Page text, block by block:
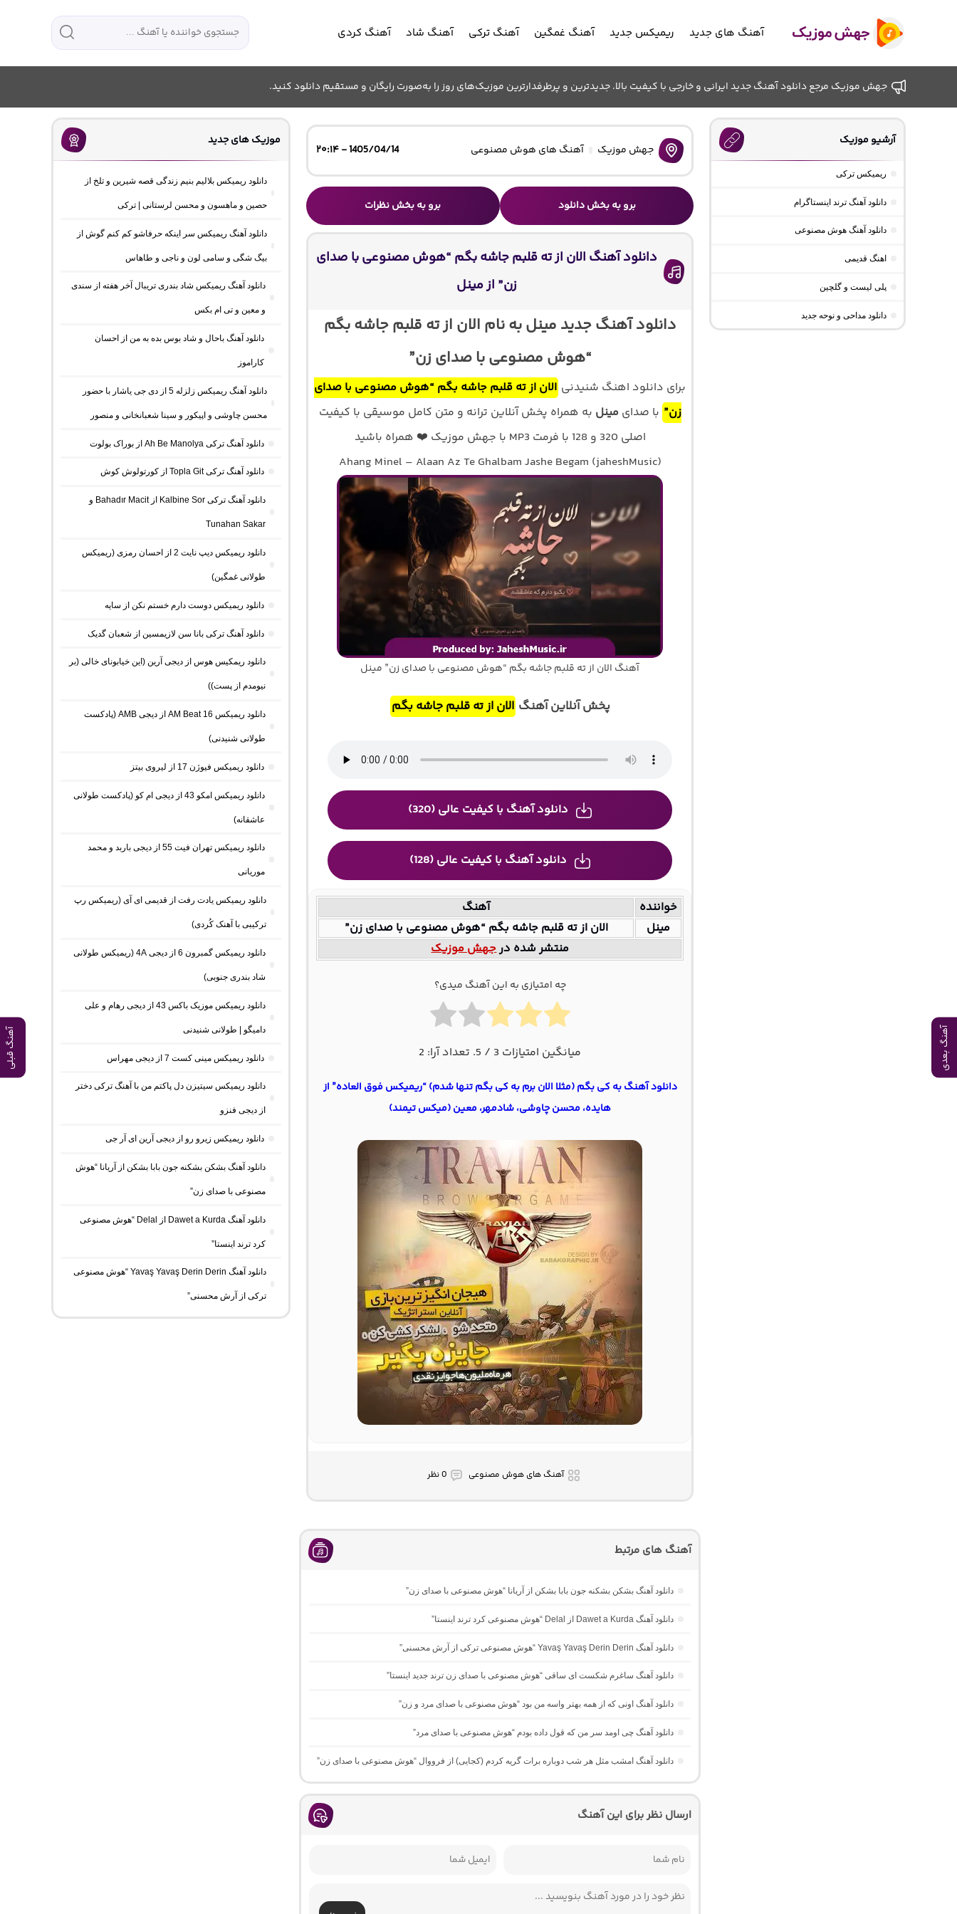
آهنگ بعدی آهنگ قبلی
آهنگ های جدید ریمیکس جدید آهنگ غمگین آهنگ ترکی آهنگ شاد آهنگ کردی
جهش موزیک مرجع دانلود آهنگ جدید ایرانی و خارجی با کیفیت بالا. جدیدترین و پرطرفدارترین موزیک‌های روز را به‌صورت رایگان و مستقیم دانلود کنید.
جهش موزیک آهنگ های هوش مصنوعی 1405/04/14 - ۲۰:۱۴
برو به بخش دانلود برو به بخش نظرات
دانلود آهنگ الان از ته قلبم جاشه بگم “هوش مصنوعی با صدای
زن” از مینل
دانلود آهنگ جدید مینل به نام الان از ته قلبم جاشه بگم
“هوش مصنوعی با صدای زن”
برای دانلود اهنگ شنیدنی الان از ته قلبم جاشه بگم “هوش مصنوعی با صدای
زن” با صدایمینل به همراه پخش آنلاین ترانه و متن کامل موسیقی با کیفیت
اصلی 320 و 128 با فرمت MP3 با جهش موزیک ❤️ همراه باشید
Ahang Minel – Alaan Az Te Ghalbam Jashe Begam (jaheshMusic)
آهنگ الان از ته قلبم جاشه بگم “هوش مصنوعی با صدای زن” مینل
پخش آنلاین آهنگ الان از ته قلبم جاشه بگم
دانلود آهنگ با کیفیت عالی (320)
دانلود آهنگ با کیفیت عالی (128)
خواننده
آهنگ
مینل
الان از ته قلبم جاشه بگم “هوش مصنوعی با صدای زن”
منتشر شده درجهش موزیک
چه امتیازی به این آهنگ میدی؟
میانگین امتیازات 3 / 5. تعداد آرا: 2
دانلود آهنگ به کی بگم (مثلا الان برم به کی بگم تنها شدم) “ریمیکس فوق العاده” از
هایده، محسن چاوشی، شادمهر، معین (میکس تیمند)
آهنگ های هوش مصنوعی 0 نظر
آهنگ های مرتبط
دانلود آهنگ بشکن بشکنه جون بابا بشکن از آریانا “هوش مصنوعی با صدای زن”
دانلود آهنگ Dawet a Kurda از Delal “هوش مصنوعی کرد ترند اینستا”
دانلود آهنگ Yavaş Yavaş Derin Derin “هوش مصنوعی ترکی از آرش محسنی”
دانلود آهنگ ساغرم شکست ای ساقی “هوش مصنوعی با صدای زن ترند جدید اینستا”
دانلود آهنگ اونی که از همه بهتر واسه من بود “هوش مصنوعی با صدای مرد و زن”
دانلود آهنگ چی اومد سر من که قول داده بودم “هوش مصنوعی با صدای مرد”
دانلود آهنگ امشب مثل هر شب دوباره برات گریه کردم (کجایی) از فرووال “هوش مصنوعی با صدای زن”
ارسال نظر برای این آهنگ
آرشیو موزیک
ریمیکس ترکی
دانلود آهنگ ترند اینستاگرام
دانلود آهنگ هوش مصنوعی
اهنگ قدیمی
پلی لیست و گلچین
دانلود مداحی و نوحه جدید
موزیک های جدید
دانلود ریمیکس بلالیم بنیم زندگی قصه شیرین و تلخ از
حصین و ماهسون و محسن لرستانی | ترکی
دانلود آهنگ ریمیکس سر اینکه حرفاشو کم کنم گوش از
بیگ شگی و سامی لون و ناجی و طاهاس
دانلود آهنگ ریمیکس شاد بندری تریبال آخر هفته از سندی
و معین و تی ام بکس
دانلود آهنگ باحال و شاد بوس بده به من از احسان
کاراموز
دانلود آهنگ ریمیکس زلزله 5 از دی جی یاشار با حضور
محسن چاوشی و اپیکور و سینا شعبانخانی و منصور
دانلود آهنگ ترکی Ah Be Manolya از بوراک بولوت
دانلود آهنگ ترکی Topla Git از کورتولوش کوش
دانلود آهنگ ترکی Kalbine Sor از Bahadır Macit و
Tunahan Sakar
دانلود ریمیکس دیپ نایت 2 از احسان رمزی (ریمیکس
طولانی غمگین)
دانلود ریمیکس دوست دارم خستم نکن از سایه
دانلود آهنگ ترکی بانا سن لازیمسین از شعبان گدیک
دانلود ریمکیس هوس از دیجی آرین (این خیابونای خالی (بر
نیومدم از پست))
دانلود ریمیکس AM Beat 16 از دیجی AMB (پادکست
طولانی شنیدنی)
دانلود ریمیکس فیوژن 17 از لیروی بیتز
دانلود ریمیکس امکو 43 از دیجی ام کو (پادکست طولانی
عاشقانه)
دانلود ریمیکس تهران فیت 55 از دیجی باربد و محمد
موریانی
دانلود ریمیکس یادت رفت از قدیمی ای آی (ریمیکس رپ
ترکیبی با آهنک کُردی)
دانلود ریمیکس گمبرون 6 از دیجی 4A (ریمیکس طولانی
شاد بندری جنوبی)
دانلود ریمیکس موزیک باکس 43 از دیجی رهام و علی
دامیگو | طولانی شنیدنی
دانلود ریمیکس مینی کست 7 از دیجی مهراس
دانلود ریمیکس سیتیزن دل پاکتم من با آهنگ ترکی دختر
از دیجی فنزو
دانلود ریمیکس زیرو رو از دیجی آرین ای آر جی
دانلود آهنگ بشکن بشکنه جون بابا بشکن از آریانا “هوش
مصنوعی با صدای زن”
دانلود آهنگ Dawet a Kurda از Delal “هوش مصنوعی
کرد ترند اینستا”
دانلود آهنگ Yavaş Yavaş Derin Derin “هوش مصنوعی
ترکی از آرش محسنی”